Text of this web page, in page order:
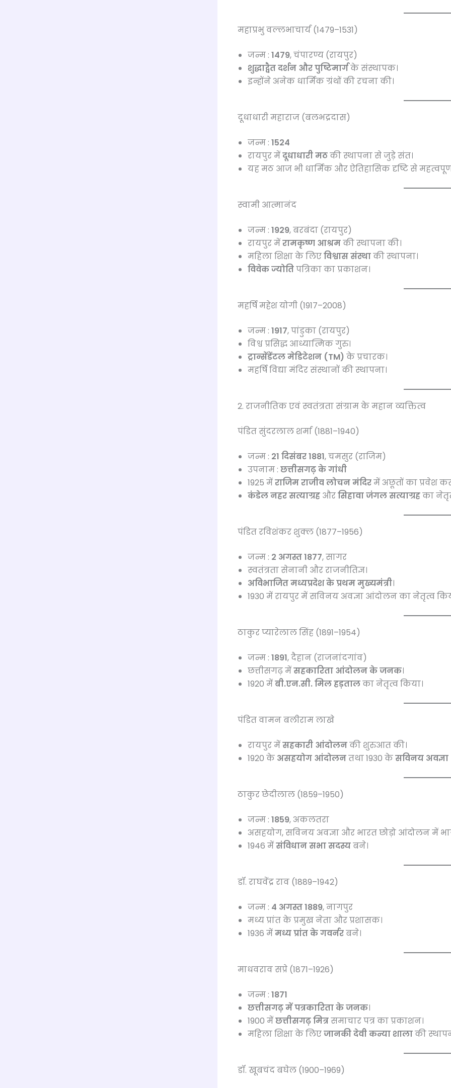
महाप्रभु वल्लभाचार्य (1479–1531)
जन्म : 1479, चंपारण्य (रायपुर)
शुद्धाद्वैत दर्शन और पुष्टिमार्गके संस्थापक।
इन्होंने अनेक धार्मिक ग्रंथों की रचना की।
दूधाधारी महाराज (बलभद्रदास)
जन्म : 1524
रायपुर मेंदूधाधारी मठकी स्थापना से जुड़े संत।
यह मठ आज भी धार्मिक और ऐतिहासिक दृष्टि से
स्वामी आत्मानंद
जन्म : 1929, बरबंदा (रायपुर)
रायपुर मेंरामकृष्ण आश्रमकी स्थापना की।
महिला शिक्षा के लिएविश्वास संस्थाकी स्थापना।
विवेक ज्योतिपत्रिका का प्रकाशन।
महर्षि महेश योगी (1917–2008)
जन्म : 1917, पांडुका (रायपुर)
विश्व प्रसिद्ध आध्यात्मिक गुरु।
ट्रान्सेंडेंटल मेडिटेशन (TM) के प्रचारक।
महर्षि विद्या मंदिर संस्थानों की स्थापना।
2. राजनीतिक एवं स्वतंत्रता संग्राम के महान व्यक्तित्व
पंडित सुंदरलाल शर्मा (1881–1940)
जन्म : 21 दिसंबर 1881, चमसुर (राजिम)
उपनाम : छत्तीसगढ़ के गांधी
1925 मेंराजिम राजीव लोचन मंदिरमें अछूतों का प्रवेश
कंडेल नहर सत्याग्रह औरसिहावा जंगल सत्याग्रहका
पंडित रविशंकर शुक्ल (1877–1956)
जन्म : 2 अगस्त 1877, सागर
स्वतंत्रता सेनानी और राजनीतिज्ञ।
अविभाजित मध्यप्रदेश के प्रथम मुख्यमंत्री।
1930 में रायपुर में सविनय अवज्ञा आंदोलन का नेतृत्व
ठाकुर प्यारेलाल सिंह (1891–1954)
जन्म : 1891, दैहान (राजनांदगांव)
छत्तीसगढ़ मेंसहकारिता आंदोलन के जनक।
1920 मेंबी.एन.सी. मिल हड़तालका नेतृत्व किया।
पंडित वामन बलीराम लाखे
रायपुर मेंसहकारी आंदोलनकी शुरुआत की।
1920 के असहयोग आंदोलनतथा 1930 केसविनय
ठाकुर छेदीलाल (1859–1950)
जन्म : 1859, अकलतरा
असहयोग, सविनय अवज्ञा और भारत छोड़ो आंदोलन में
1946 मेंसंविधान सभा सदस्यबने।
डॉ. राघवेंद्र राव (1889–1942)
जन्म : 4 अगस्त 1889, नागपुर
मध्य प्रांत के प्रमुख नेता और प्रशासक।
1936 मेंमध्य प्रांत के गवर्नरबने।
माधवराव सप्रे (1871–1926)
जन्म : 1871
छत्तीसगढ़ में पत्रकारिता के जनक।
1900 मेंछत्तीसगढ़ मित्रसमाचार पत्र का प्रकाशन।
महिला शिक्षा के लिएजानकी देवी कन्या शालाकी
डॉ. खूबचंद बघेल (1900–1969)